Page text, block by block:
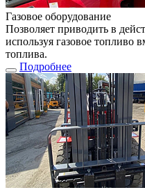
Газовое оборудование
Позволяет приводить в
используя газовое топливо
топлива.
Подробнее